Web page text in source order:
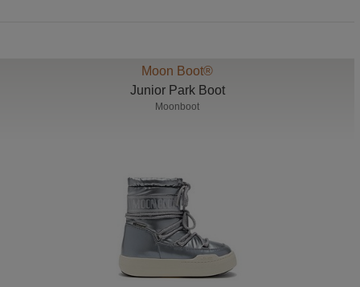
Moon Boot®
Junior Park Boot
Moonboot